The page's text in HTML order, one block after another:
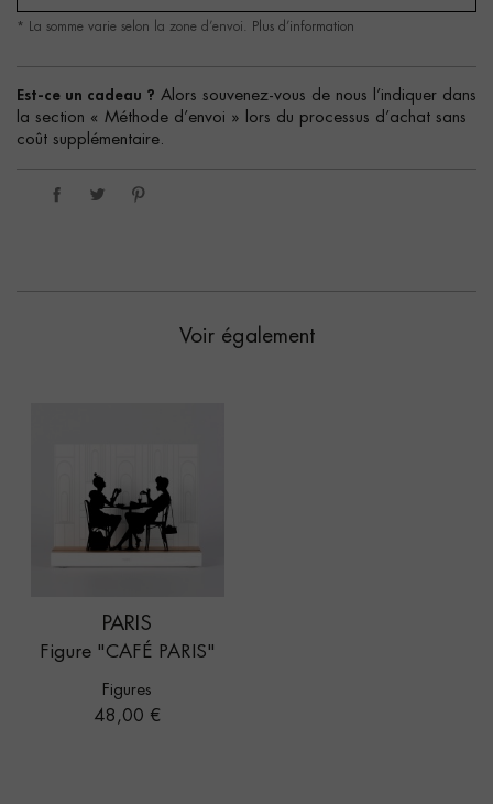
* La somme varie selon la zone d’envoi. Plus d’information
Est-ce un cadeau ? Alors souvenez-vous de nous l’indiquer dans
la section « Méthode d’envoi » lors du processus d’achat sans
coût supplémentaire.
Voir également
PARIS
Figure "CAFÉ PARIS"
Figures
Prix
48,00 €